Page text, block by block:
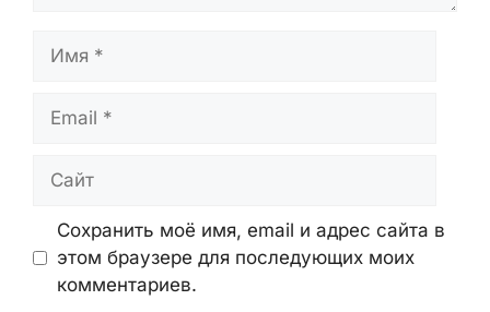
Сохранить моё имя, email и адрес сайта в
этом браузере для последующих моих
комментариев.